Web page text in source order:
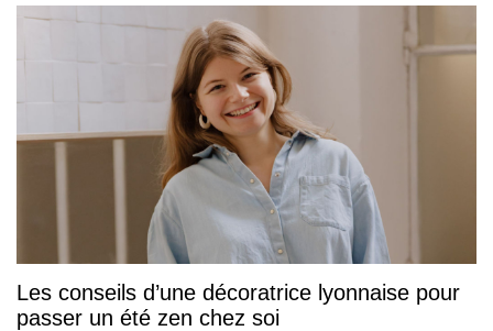
Les conseils d’une décoratrice lyonnaise pour
passer un été zen chez soi